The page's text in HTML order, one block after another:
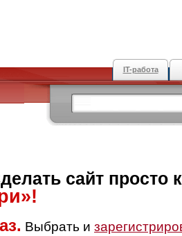
IT-работа
сайт просто
Выбрать и